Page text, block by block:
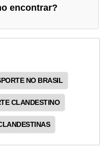
encontrar?
NO BRASIL
CLANDESTINO